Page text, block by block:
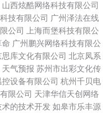
山西炫酷网络科技有限公司
技有限公司 广州泽法在线
公司
上海而堡科技有限公
命 广州鹏兴网络科技有限公
思库文化有限公司 北京凤系
天气预报 苏州市出彩文化传
设备有限公司 杭州千贝电
限公司 天津华信天创网络
的技术开发 如皋市乐丰源